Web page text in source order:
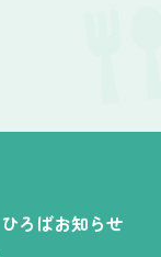
ひろばお知らせ